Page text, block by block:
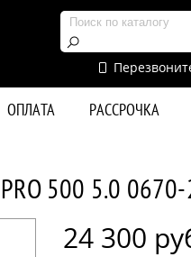
ОПЛАТА РАССРОЧКА
500 5.0
24 300